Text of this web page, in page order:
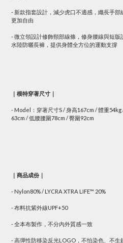
- 新款指套設計，減少虎口不適感，纖長手
更加自由
- 微立領設計修飾頸部線條，修身腰線與短
水陸防曬長褲，提供身體全方位的運動支撐
｜模特穿著尺寸｜
- Model：穿著尺寸S / 身高167cm / 體重
63cm / 低腰腰圍78cm / 臀圍92cm
｜商品成份｜
- Nylon80% / LYCRA XTRA LIFE™ 20%
- 布料抗紫外線UPF+50
- 全本布製作，不分內外質感一致
- 高彈性防移染反光LOGO，不怕染色、不生